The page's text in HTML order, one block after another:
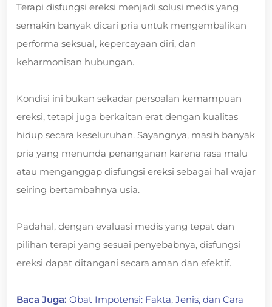
Terapi disfungsi ereksi menjadi solusi medis yang
semakin banyak dicari pria untuk mengembalikan
performa seksual, kepercayaan diri, dan
keharmonisan hubungan.
Kondisi ini bukan sekadar persoalan kemampuan
ereksi, tetapi juga berkaitan erat dengan kualitas
hidup secara keseluruhan. Sayangnya, masih banyak
pria yang menunda penanganan karena rasa malu
atau menganggap disfungsi ereksi sebagai hal wajar
seiring bertambahnya usia.
Padahal, dengan evaluasi medis yang tepat dan
pilihan terapi yang sesuai penyebabnya, disfungsi
ereksi dapat ditangani secara aman dan efektif.
Baca Juga: Obat Impotensi: Fakta, Jenis, dan Cara